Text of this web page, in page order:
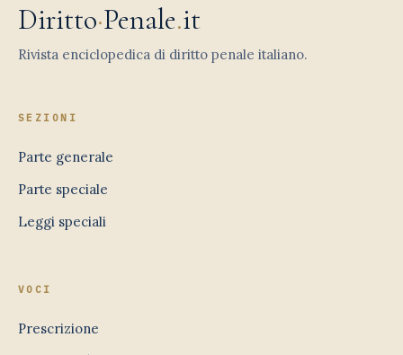
Diritto·Penale.it
Rivista enciclopedica di diritto penale italiano.
SEZIONI
Parte generale
Parte speciale
Leggi speciali
VOCI
Prescrizione